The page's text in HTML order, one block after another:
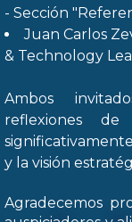
- Sección
Juan Carlos
& Technology
Ambos
reflexiones
y la visión
Agradecemos